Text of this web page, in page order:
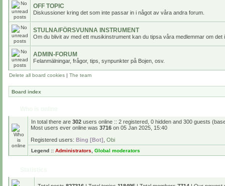
OFF TOPIC
Diskussioner kring det som inte passar in i något av våra andra forum.
STULNA/FÖRSVUNNA INSTRUMENT
Om du blivit av med ett musikinstrument kan du tipsa våra medlemmar om det
ADMIN-FORUM
Felanmälningar, frågor, tips, synpunkter på Bojen, osv.
Delete all board cookies | The team
Board index
In total there are 302 users online :: 2 registered, 0 hidden and 300 guests
Most users ever online was 3716 on 05 Jan 2025, 15:40
Registered users: Bing [Bot] Obi
Legend :: Administrators Global moderators